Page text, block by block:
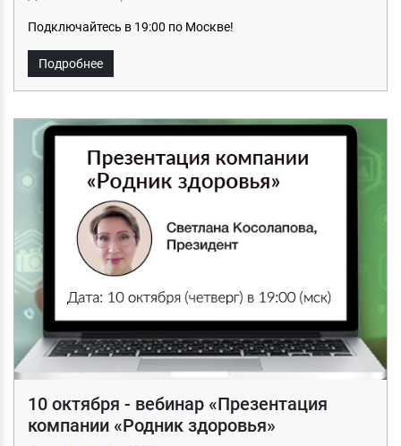
Подключайтесь в 19:00 по Москве!
Подробнее
10 октября - вебинар «Презентация
компании «Родник здоровья»